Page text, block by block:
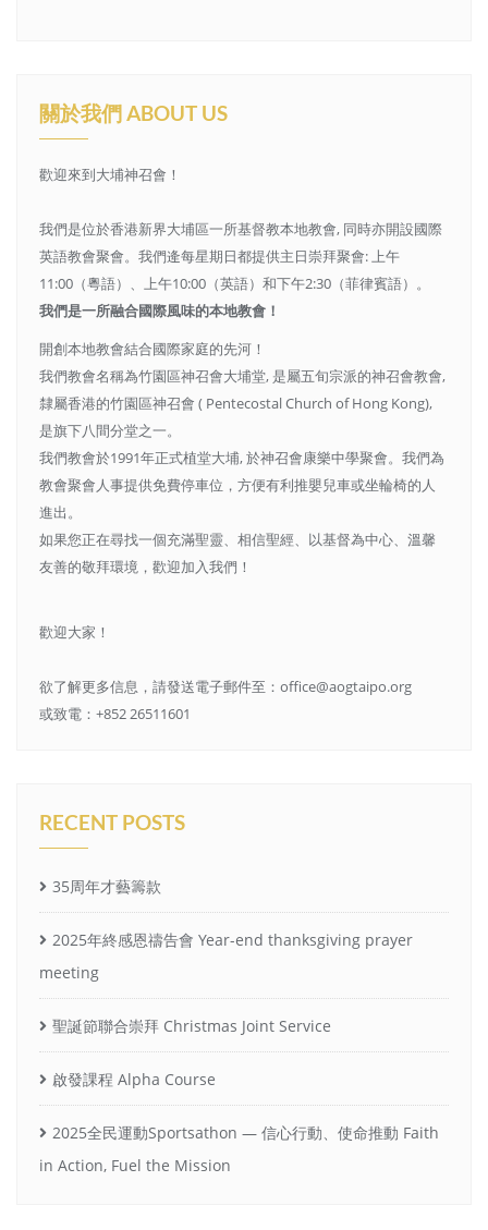
關於我們 ABOUT US
歡迎來到大埔神召會！
我們是位於香港新界大埔區一所基督教本地教會, 同時亦開設國際
英語教會聚會。我們逄每星期日都提供主日崇拜聚會: 上午
11:00（粵語）、上午10:00（英語）和下午2:30（菲律賓語）。
我們是一所融合國際風味的本地教會！
開創本地教會結合國際家庭的先河！
我們教會名稱為竹園區神召會大埔堂, 是屬五旬宗派的神召會教會,
隸屬香港的竹園區神召會 ( Pentecostal Church of Hong Kong),
是旗下八間分堂之一。
我們教會於1991年正式植堂大埔, 於神召會康樂中學聚會。我們為
教會聚會人事提供免費停車位，方便有利推嬰兒車或坐輪椅的人
進出。
如果您正在尋找一個充滿聖靈、相信聖經、以基督為中心、溫馨
友善的敬拜環境，歡迎加入我們！
歡迎大家！
欲了解更多信息，請發送電子郵件至：office@aogtaipo.org
或致電：+852 26511601
RECENT POSTS
35周年才藝籌款
2025年終感恩禱告會 Year-end thanksgiving prayer
meeting
聖誕節聯合崇拜 Christmas Joint Service
啟發課程 Alpha Course
2025全民運動Sportsathon — 信心行動、使命推動 Faith
in Action, Fuel the Mission